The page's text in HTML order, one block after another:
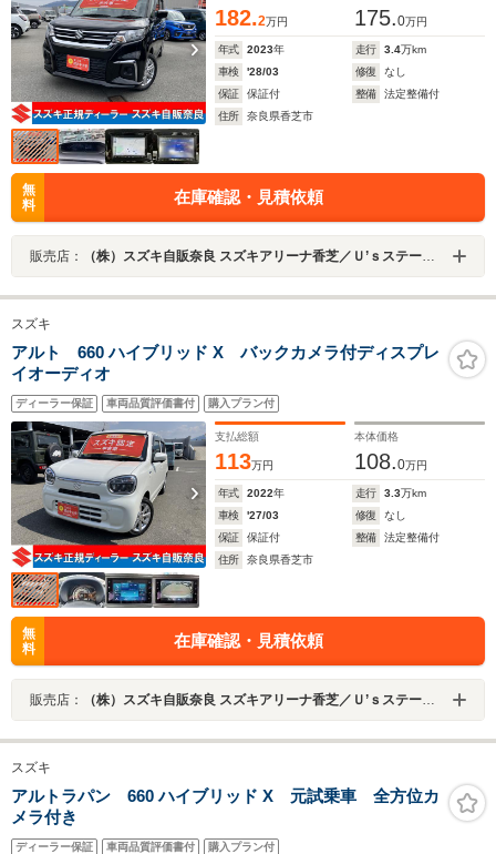
182.2万円 175.0万円
年式 2023年 走行 3.4万km
車検
'28/03 修復
なし
保証
保証付 整備
法定整備付
住所
奈良県香芝市
無
料
在庫確認・見積依頼
販売店： （株）スズキ自販奈良 スズキアリーナ香芝／Ｕ’ｓステーション香芝
スズキ
アルト 660 ハイブリッド X バックカメラ付ディスプレ
イオーディオ
ディーラー保証 車両品質評価書付 購入プラン付
支払総額
113万円
本体価格
108.0万円
年式 2022年 走行 3.3万km
車検
'27/03 修復
なし
保証
保証付 整備
法定整備付
住所
奈良県香芝市
無
料
在庫確認・見積依頼
販売店： （株）スズキ自販奈良 スズキアリーナ香芝／Ｕ’ｓステーション香芝
スズキ
アルトラパン 660 ハイブリッド X 元試乗車 全方位カ
メラ付き
ディーラー保証 車両品質評価書付 購入プラン付